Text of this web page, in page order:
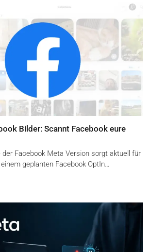
Bilder: Scannt Facebook eure
der Facebook Meta Version sorgt aktuell für
geplanten Facebook OptIn…